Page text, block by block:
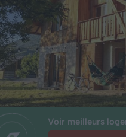
Voir meilleurs